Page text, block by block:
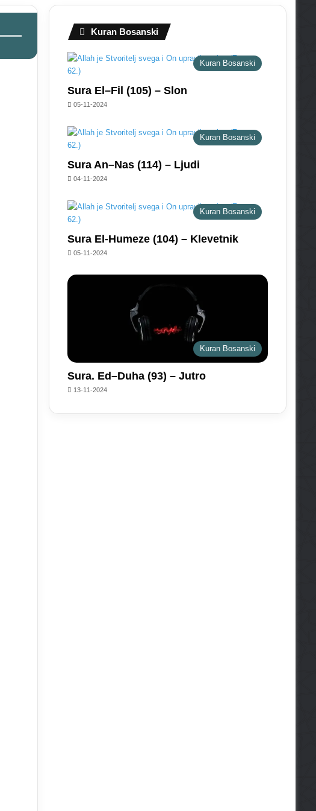
Kuran Bosanski
Kuran Bosanski
Sura El–Fil (105) – Slon
05-11-2024
Kuran Bosanski
Sura An–Nas (114) – Ljudi
04-11-2024
Kuran Bosanski
Sura El-Humeze (104) – Klevetnik
05-11-2024
Kuran Bosanski
Sura. Ed–Duha (93) – Jutro
13-11-2024